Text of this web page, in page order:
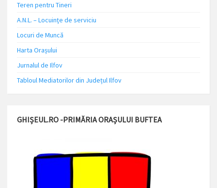
Teren pentru Tineri
A.N.L. – Locuinţe de serviciu
Locuri de Muncă
Harta Orașului
Jurnalul de Ilfov
Tabloul Mediatorilor din Județul Ilfov
GHIȘEUL.RO -PRIMĂRIA ORAȘULUI BUFTEA